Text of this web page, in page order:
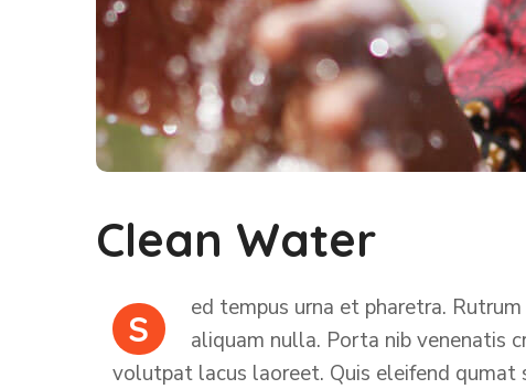
Clean Water
S
ed tempus urna et pharetra.
aliquam nulla. Porta nib venenatis
volutpat lacus laoreet. Quis eleifend qumat